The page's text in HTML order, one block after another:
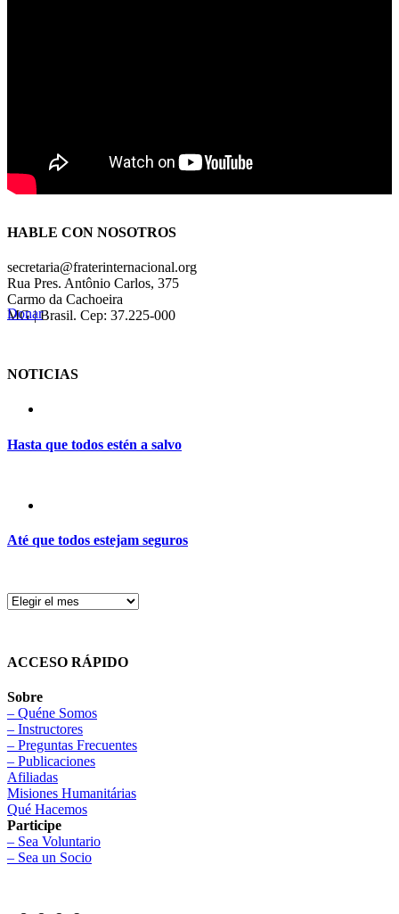
HABLE CON NOSOTROS
secretaria@fraterinternacional.org
Rua Pres. Antônio Carlos, 375
Carmo da Cachoeira
MG | Brasil. Cep: 37.225-000
Donar
NOTICIAS
Hasta que todos estén a salvo
Até que todos estejam seguros
ACCESO RÁPIDO
Sobre
– Quéne Somos
– Instructores
– Preguntas Frecuentes
– Publicaciones
Afiliadas
Misiones Humanitárias
Qué Hacemos
Participe
– Sea Voluntario
– Sea un Socio